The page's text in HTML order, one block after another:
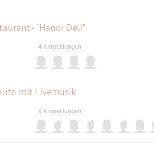
- "Hanoi Deli"
4 Anmeldungen
mit Livemusik
9 Anmeldungen